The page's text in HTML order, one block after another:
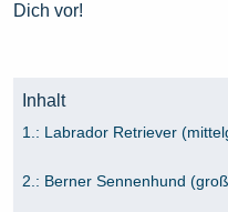
Dich vor!
Inhalt
1.: Labrador Retriever
2.: Berner Sennenhund